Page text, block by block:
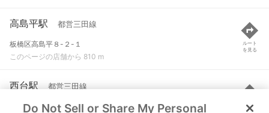
高島平駅 都営三田線
板橋区高島平８-２-１
このページの店舗から 810 m
ルート
を見る
西台駅 都営三田線
板橋区高島平９-１-１
ルート
を見る
Do Not Sell or Share My Personal